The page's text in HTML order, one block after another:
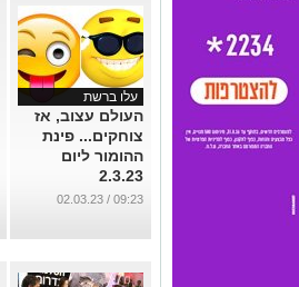
עלו ברשת
העולם עצוב, אז
צוחקים... פינת
ההומור ליום
2.3.23
...
09:23 / 02.03.23